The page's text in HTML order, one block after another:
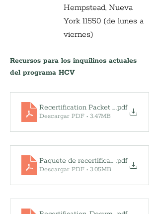
Hempstead, Nueva
York 11550 (de lunes a
viernes)
Recursos para los inquilinos actuales
del programa HCV
Recertification Packet - 9.2025
.pdf
Descargar PDF • 3.47MB
Paquete de recertificación - Español
.pdf
Descargar PDF • 3.05MB